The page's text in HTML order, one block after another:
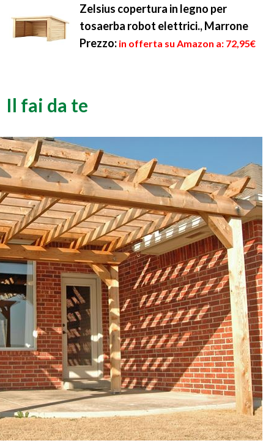
Zelsius copertura in legno per
tosaerba robot elettrici., Marrone
Prezzo: in offerta su Amazon a: 72,95€
Il fai da te